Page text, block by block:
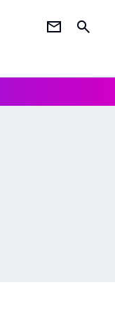
newsletter search